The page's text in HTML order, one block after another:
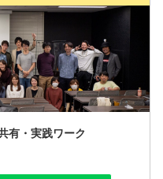
有・実践ワーク